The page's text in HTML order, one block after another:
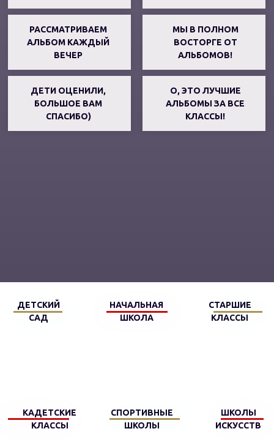
О, ЭТО ЛУЧШИЕ
АЛЬБОМЫ ЗА ВСЕ
КЛАССЫ!
ДЕТИ ОЦЕНИЛИ,
БОЛЬШОЕ ВАМ
СПАСИБО)
МЫ В ПОЛНОМ
ВОСТОРГЕ ОТ
АЛЬБОМОВ!
РАССМАТРИВАЕМ
АЛЬБОМ КАЖДЫЙ
ВЕЧЕР
СТАРШИЕ
КЛАССЫ
НАЧАЛЬНАЯ
ШКОЛА
ДЕТСКИЙ
САД
КАДЕТСКИЕ
КЛАССЫ
СПОРТИВНЫЕ
ШКОЛЫ
ШКОЛЫ
ИСКУССТВ